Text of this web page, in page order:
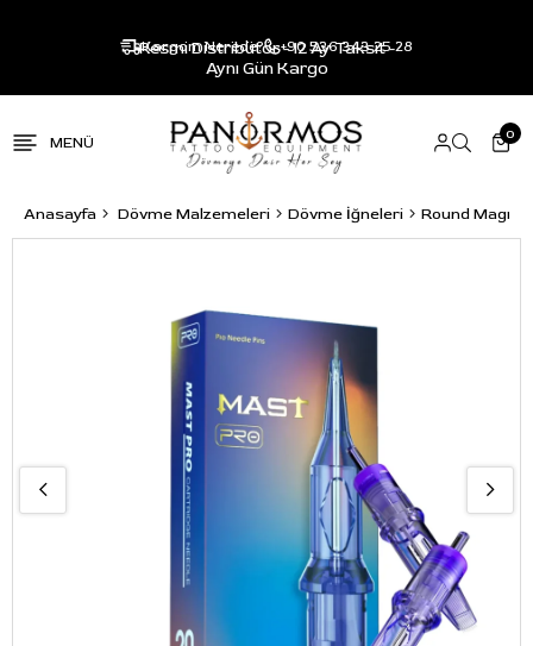
Resmi Distribütör - 12 Ay Taksit -
Aynı Gün Kargo
Kargom Nerede? +90 536 343 25 28
0
Anasayfa Dövme Malzemeleri Dövme İğneleri Round